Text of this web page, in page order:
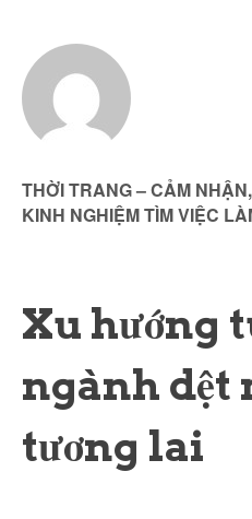
THỜI TRANG – CẢM
KINH NGHIỆM TÌM VIỆC
Xu hướng
ngành dệt
tương lai